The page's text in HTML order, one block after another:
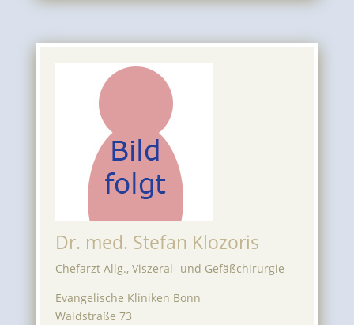
Dr. med. Stefan Klozoris
Chefarzt Allg., Viszeral- und Gefäßchirurgie
Evangelische Kliniken Bonn
Waldstraße 73